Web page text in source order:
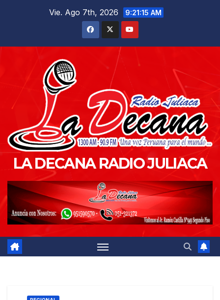
Vie. Ago 7th, 2026 9:21:17 AM
LA DECANA RADIO JULIACA